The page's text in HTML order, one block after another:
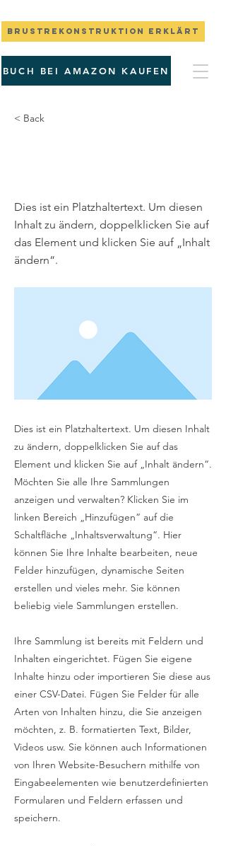
Brustrekonstruktion erklärt
BUCH BEI AMAZON KAUFEN
< Back
Dies ist ein Platzhaltertext. Um diesen
Inhalt zu ändern, doppelklicken Sie auf
das Element und klicken Sie auf „Inhalt
ändern“.
Dies ist ein Platzhaltertext. Um diesen Inhalt
zu ändern, doppelklicken Sie auf das
Element und klicken Sie auf „Inhalt ändern“.
Möchten Sie alle Ihre Sammlungen
anzeigen und verwalten? Klicken Sie im
linken Bereich „Hinzufügen“ auf die
Schaltfläche „Inhaltsverwaltung“. Hier
können Sie Ihre Inhalte bearbeiten, neue
Felder hinzufügen, dynamische Seiten
erstellen und vieles mehr. Sie können
beliebig viele Sammlungen erstellen.
Ihre Sammlung ist bereits mit Feldern und
Inhalten eingerichtet. Fügen Sie eigene
Inhalte hinzu oder importieren Sie diese aus
einer CSV-Datei. Fügen Sie Felder für alle
Arten von Inhalten hinzu, die Sie anzeigen
möchten, z. B. formatierten Text, Bilder,
Videos usw. Sie können auch Informationen
von Ihren Website-Besuchern mithilfe von
Eingabeelementen wie benutzerdefinierten
Formularen und Feldern erfassen und
speichern.